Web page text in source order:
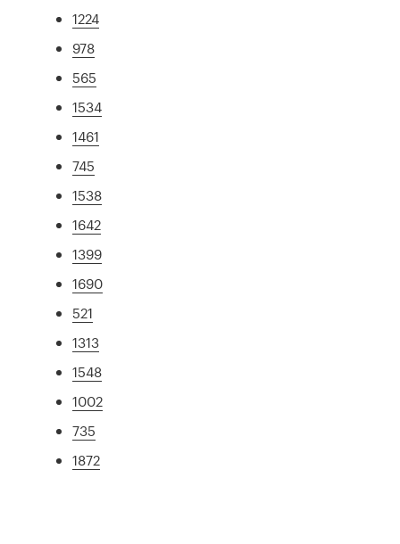
1224
978
565
1534
1461
745
1538
1642
1399
1690
521
1313
1548
1002
735
1872